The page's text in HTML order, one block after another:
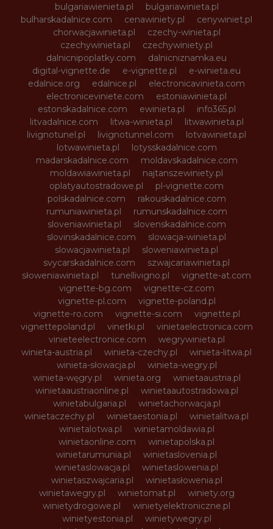
bulgariawienieta.pl
bulgariawinieta.pl
bulharskadalnice.com
cenawiniety.pl
cenywiniet.pl
chorwacjawinieta.pl
czechy-winieta.pl
czechywinieta.pl
czechywiniety.pl
dalnicnipoplatky.com
dalnicniznamka.eu
digital-vignette.de
e-vignette.pl
e-winieta.eu
edalnice.org
edalnice.pl
electronicavinieta.com
electroniceviniete.com
estoniawinieta.pl
estonskadalnice.com
ewinieta.pl
info365.pl
litvadalnice.com
litwa-winieta.pl
litwawinieta.pl
livignotunel.pl
livignotunnel.com
lotvawinieta.pl
lotwawinieta.pl
lotysskadalnice.com
madarskadalnice.com
moldavskadalnice.com
moldawiawinieta.pl
najtanszewiniety.pl
oplatyautostradowe.pl
pl-vignette.com
polskadalnice.com
rakouskadalnice.com
rumuniawinieta.pl
rumunskadalnice.com
sloveniawinieta.pl
slovenskadalnice.com
slovinskadalnice.com
slowacja-winieta.pl
slowacjawinieta.pl
sloweniawinieta.pl
svycarskadalnice.com
szwajcariawinieta.pl
słoweniawinieta.pl
tunellivigno.pl
vignette-at.com
vignette-bg.com
vignette-cz.com
vignette-pl.com
vignette-poland.pl
vignette-ro.com
vignette-si.com
vignette.pl
vignettepoland.pl
vinetki.pl
vinietaelectronica.com
vinieteelectronice.com
wegrywinieta.pl
winieta-austria.pl
winieta-czechy.pl
winieta-litwa.pl
winieta-słowacja.pl
winieta-wegry.pl
winieta-węgry.pl
winieta.org
winietaaustria.pl
winietaaustriaonline.pl
winietaautostradowa.pl
winietabulgaria.pl
winietachorwacja.pl
winietaczechy.pl
winietaestonia.pl
winietalitwa.pl
winietalotwa.pl
winietamoldawia.pl
winietaonline.com
winietapolska.pl
winietarumunia.pl
winietaslovenia.pl
winietaslowacja.pl
winietaslowenia.pl
winietaszwajcaria.pl
winietasłowenia.pl
winietawegry.pl
winietomat.pl
winiety.org
winietydrogowe.pl
winietyelektroniczne.pl
winietyestonia.pl
winietywegry.pl